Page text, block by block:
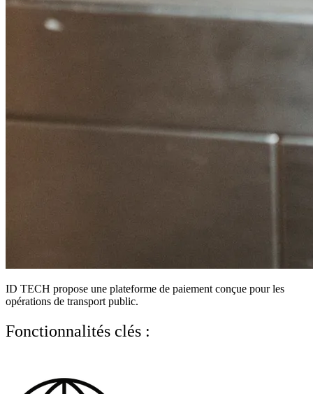
ID TECH propose une plateforme de paiement conçue pour les
opérations de transport public.
Fonctionnalités clés :